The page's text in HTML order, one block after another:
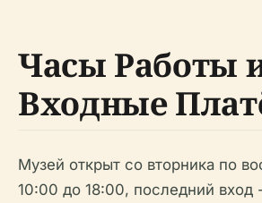
Часы Работы
Входные
Музей открыт со вторника по
10:00 до 18:00, последний вход